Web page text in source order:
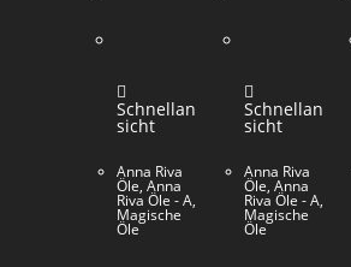
Schnellan
sicht
Anna Riva
Öle,Anna
Riva Öle - A,
Magische
Öle
Schnellan
sicht
Anna Riva
Öle, Anna
Riva Öle - A,
Magische
Öle